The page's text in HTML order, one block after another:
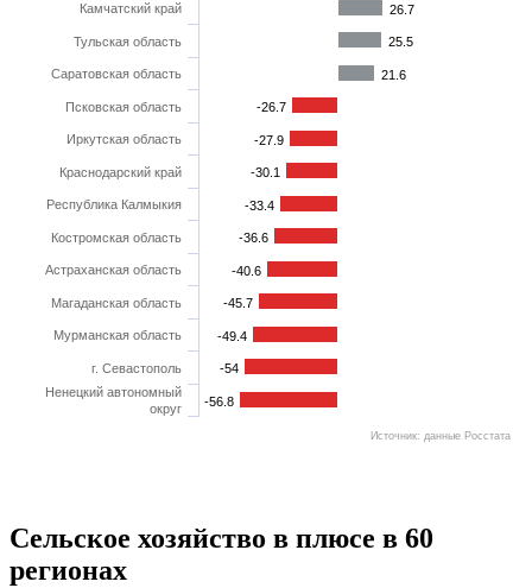
26.7
25.5
21.6
-26.7
-27.9
-30.1
-33.4
-36.6
-40.6
-45.7
-49.4
-54
-56.8
Камчатский край
Тульская область
Саратовская область
Псковская область
Иркутская область
Краснодарский край
Республика Калмыкия
Костромская область
Астраханская область
Магаданская область
Мурманская область
г. Севастополь
Ненецкий автономный
округ
Источник: данные Росстата
Сельское хозяйство в плюсе в 60
регионах